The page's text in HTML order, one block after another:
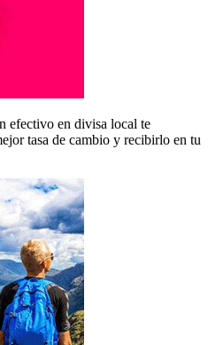
efectivo en divisa local te
tasa de cambio y recibirlo en tu